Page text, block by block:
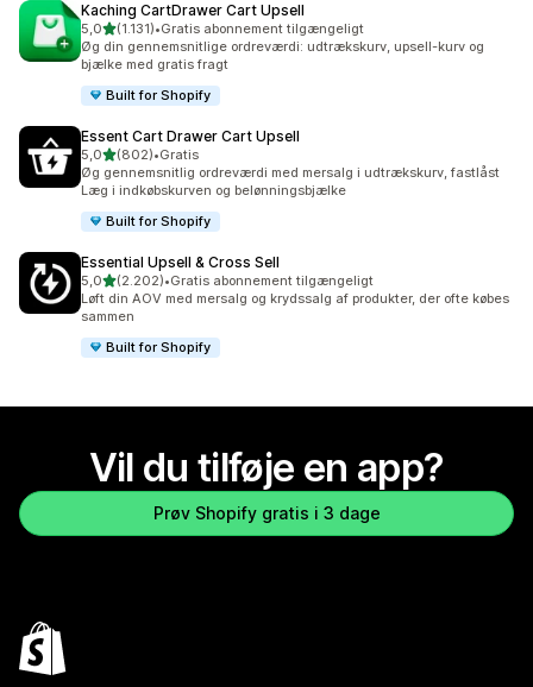
Kaching CartDrawer Cart Upsell
5,0ud af 5 stjerner
(1.131)
1131 anmeldelser i alt
•Gratis abonnement tilgængeligt
Øg din gennemsnitlige ordreværdi: udtrækskurv, upsell-kurv og
bjælke med gratis fragt
Built for Shopify
Essent Cart Drawer Cart Upsell
5,0ud af 5 stjerner
(802)
802 anmeldelser i alt
•Gratis
Øg gennemsnitlig ordreværdi med mersalg i udtrækskurv, fastlåst
Læg i indkøbskurven og belønningsbjælke
Built for Shopify
Essential Upsell & Cross Sell
5,0ud af 5 stjerner
(2.202)
2202 anmeldelser i alt
•Gratis abonnement tilgængeligt
Løft din AOV med mersalg og krydssalg af produkter, der ofte købes
sammen
Built for Shopify
Vil du tilføje en app?
Prøv Shopify gratis i 3 dage